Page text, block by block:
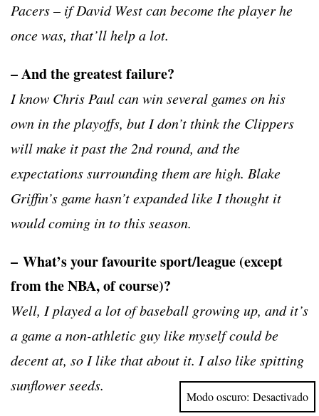
Pacers – if David West can become the player he
once was, that’ll help a lot.
– And the greatest failure?
I know Chris Paul can win several games on his
own in the playoffs, but I don’t think the Clippers
will make it past the 2nd round, and the
expectations surrounding them are high. Blake
Griffin’s game hasn’t expanded like I thought it
would coming in to this season.
– What’s your favourite sport/league (except
from the NBA, of course)?
Well, I played a lot of baseball growing up, and it’s
a game a non-athletic guy like myself could be
decent at, so I like that about it. I also like spitting
sunflower seeds.
Modo oscuro: